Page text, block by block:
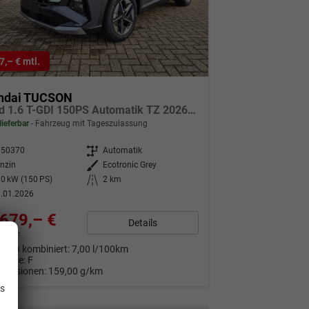
€ mtl.
TUCSON
Trend 1.6 T-GDI 150PS Automatik TZ 2026 Teil-Leder Sitzheizung v+h Lenkradheizung Klimaautomatik Navi Touchscreen DAB+ Apple CarPlay + Android Auto PDC Rückf.-Kamera Matrix-LED-Scheinw.
Fahrzeug mit Tageszulassung
Getriebe Automatik
Außenfarbe
Ecotronic Grey
kW (150 PS)
Kilometerstand
2 km
€
MwSt.
Details
kombiniert:7,00 l/100km
F
159,00 g/km